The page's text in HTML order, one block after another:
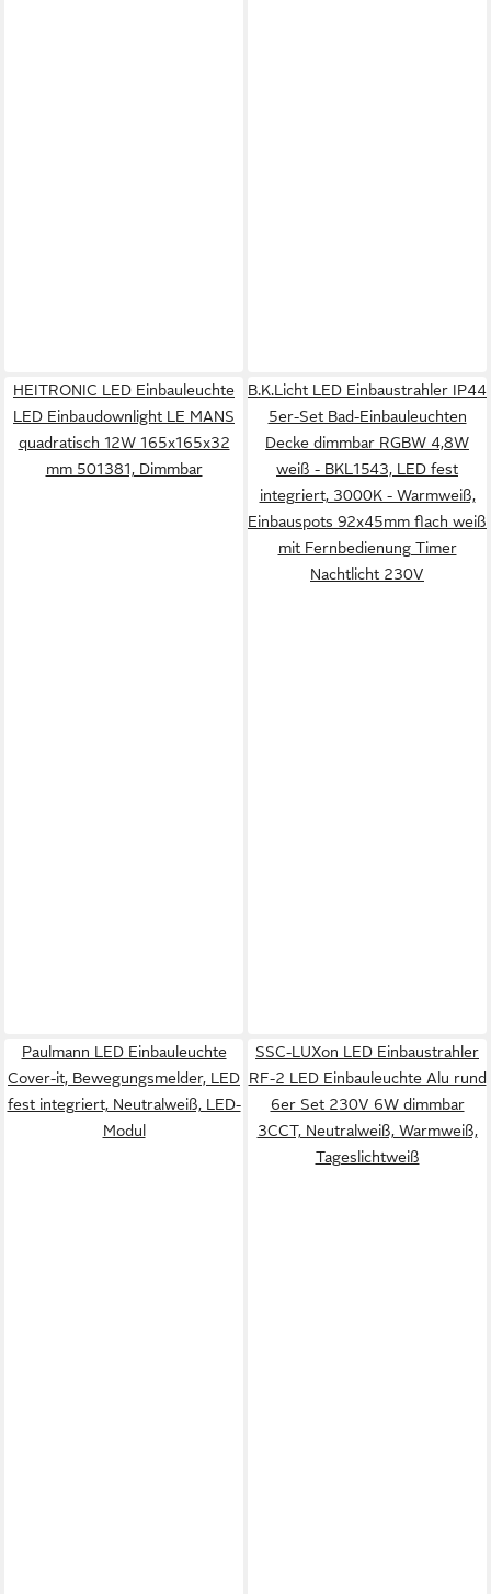
HEITRONIC LED Einbauleuchte
LED Einbaudownlight LE MANS
quadratisch 12W 165x165x32
mm 501381, Dimmbar
B.K.Licht LED Einbaustrahler IP44
5er-Set Bad-Einbauleuchten
Decke dimmbar RGBW 4,8W
weiß - BKL1543, LED fest
integriert, 3000K - Warmweiß,
Einbauspots 92x45mm flach weiß
mit Fernbedienung Timer
Nachtlicht 230V
Paulmann LED Einbauleuchte
Cover-it, Bewegungsmelder, LED
fest integriert, Neutralweiß, LED-
Modul
SSC-LUXon LED Einbaustrahler
RF-2 LED Einbauleuchte Alu rund
6er Set 230V 6W dimmbar
3CCT, Neutralweiß, Warmweiß,
Tageslichtweiß